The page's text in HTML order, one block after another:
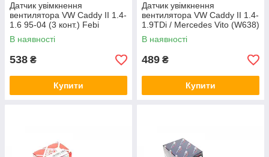
Датчик увімкнення
вентилятора VW Caddy II 1.4-
1.6 95-04 (3 конт.) Febi
Bilstein 10114
В наявності
538 ₴
Купити
Датчик увімкнення
вентилятора VW Caddy II 1.4-
1.9TDi / Mercedes Vito (W638)
95-04 (3 конт.) (102-92 / 95-
84°C) Febi Bilstein 01528
В наявності
489 ₴
Купити